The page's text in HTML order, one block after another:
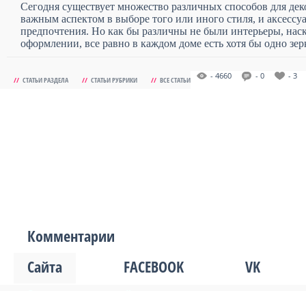
Сегодня существует множество различных способов для
важным аспектом в выборе того или иного стиля, и
предпочтения. Но как бы различны не были интерьеры,
оформлении, все равно в каждом доме есть хотя бы одно
// СТАТЬИ РАЗДЕЛА // СТАТЬИ РУБРИКИ // ВСЕ СТАТЬИ - 4660 - 0 - 3
Комментарии
Сайта
FACEBOOK VK